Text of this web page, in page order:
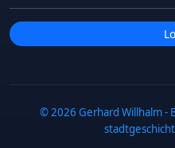
© 2026 Gerhard Willhalm -